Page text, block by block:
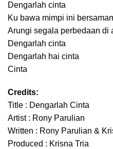
Dengarlah cinta
Ku bawa mimpi ini
Arungi segala perbedaan di
Dengarlah cinta
Dengarlah hai cinta
Cinta
Credits:
Title : Dengarlah Cinta
Artist : Rony Parulian
Written : Rony Parulian &
Produced : Krisna Tria